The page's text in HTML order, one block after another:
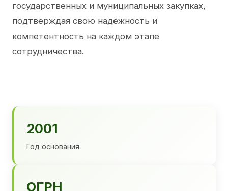
государственных и муниципальных закупках,
подтверждая свою надёжность и
компетентность на каждом этапе
сотрудничества.
2001
Год основания
ОГРН